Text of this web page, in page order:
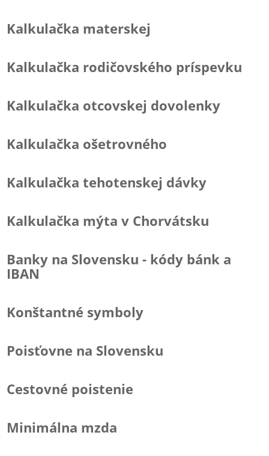
Kalkulačka materskej
Kalkulačka rodičovského príspevku
Kalkulačka otcovskej dovolenky
Kalkulačka ošetrovného
Kalkulačka tehotenskej dávky
Kalkulačka mýta v Chorvátsku
Banky na Slovensku - kódy bánk a
IBAN
Konštantné symboly
Poisťovne na Slovensku
Cestovné poistenie
Minimálna mzda